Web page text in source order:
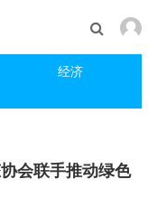
经济
会联手推动绿色